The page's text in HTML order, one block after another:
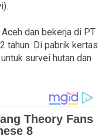
dan bekerja di PT
tahun. Di pabrik kertas
survei hutan dan